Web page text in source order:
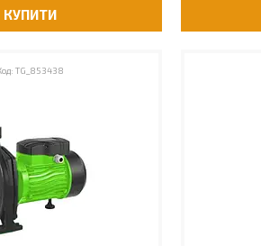
КУПИТИ
TG_853438